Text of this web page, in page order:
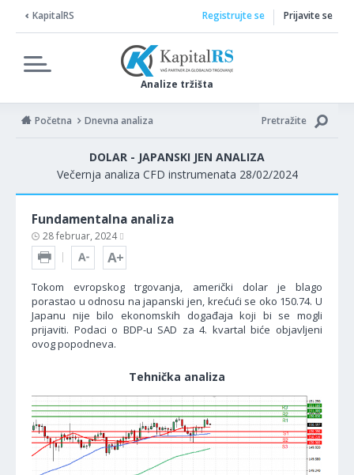
KapitalRS
Analize tržišta
Registrujte se Prijavite se
Početna Dnevna analiza Pretražite
DOLAR - JAPANSKI JEN ANALIZA
Večernja analiza CFD instrumenata 28/02/2024
Fundamentalna analiza
28 februar, 2024
Tokom evropskog trgovanja, američki dolar je blago
porastao u odnosu na japanski jen, krećući se oko 150.74. U
Japanu nije bilo ekonomskih događaja koji bi se mogli
prijaviti. Podaci o BDP-u SAD za 4. kvartal biće objavljeni
ovog popodneva.
Tehnička analiza